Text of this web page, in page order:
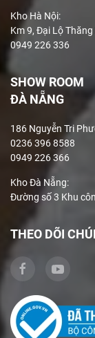
Kho Hà Nội:
Km 9, Đại Lộ
0949 226 336
SHOW ROOM
ĐÀ NẴNG
186 Nguyễn Tri
0236 396 8588
0949 226 366
Kho Đà Nẵng:
Đường số 3 Khu
THEO DÕI